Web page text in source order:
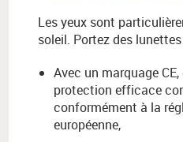
Les yeux sont
soleil. Portez des
Avec un marquage
protection efficace
conformément à la
européenne,